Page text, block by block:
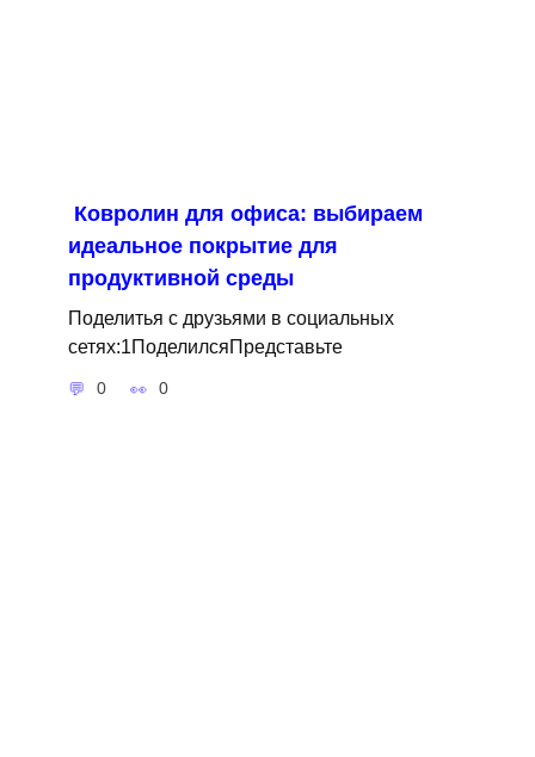
Ковролин для офиса: выбираем
идеальное покрытие для
продуктивной среды
Поделитья с друзьями в социальных
сетях:1ПоделилсяПредставьте
0 0